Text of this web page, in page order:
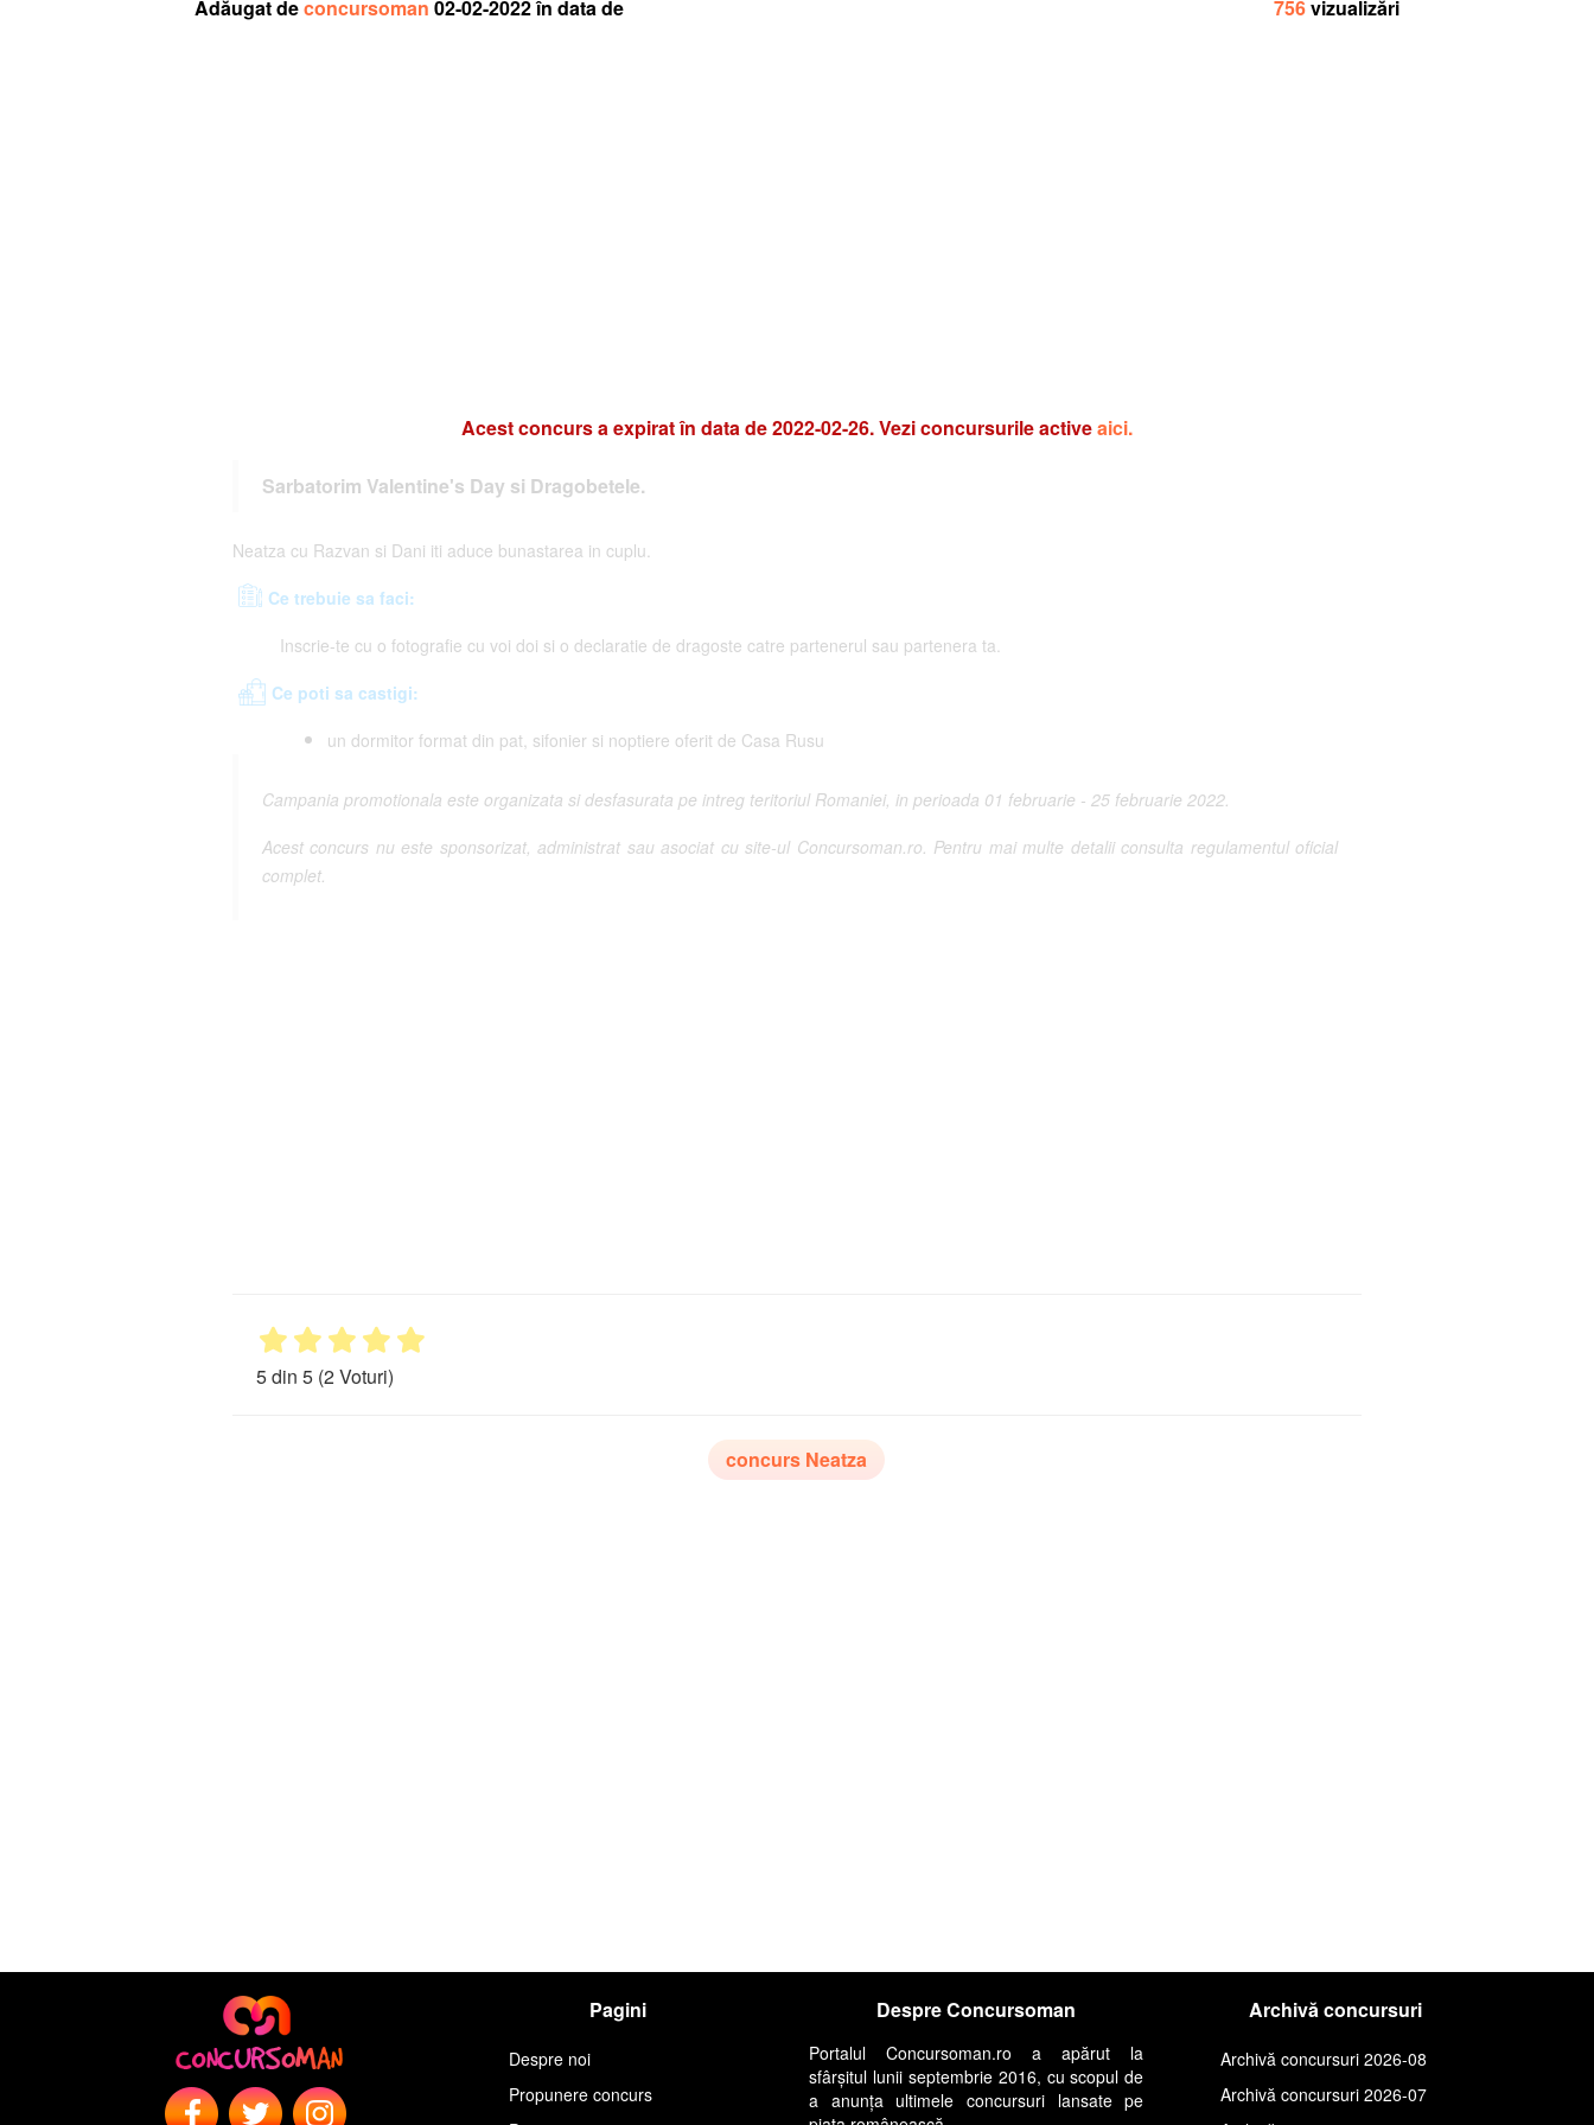
Adăugat deconcursoman 02-02-2022 în data de 756vizualizări
Acest concurs a expirat în data de 2022-02-26. Vezi concursurile activeaici.
Sarbatorim Valentine's Day si Dragobetele.
Neatza cu Razvan si Dani iti aduce bunastarea in cuplu.
Ce trebuie sa faci:
Inscrie-te cu o fotografie cu voi doi si o declaratie de dragoste catre partenerul sau partenera ta.
Ce poti sa castigi:
un dormitor format din pat, sifonier si noptiere oferit de Casa Rusu
Campania promotionala este organizata si desfasurata pe intreg teritoriul Romaniei, in perioada 01 februarie - 25 februarie 2022.
Acest concurs nu este sponsorizat, administrat sau asociat cu site-ul Concursoman.ro. Pentru mai multe detalii consulta regulamentul oficial
complet.
5 din 5 (2 Voturi)
concurs Neatza
Pagini
Despre noi
Propunere concurs
Despre Concursoman
Portalul Concursoman.ro a apărut la
sfârșitul lunii septembrie 2016, cu scopul de
a anunța ultimele concursuri lansate pe
Archivă concursuri
Archivă concursuri 2026-08
Archivă concursuri 2026-07